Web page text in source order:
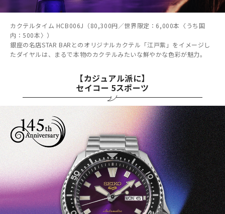
カクテルタイム HCB006J（80,300円／世界限定：6,000本〈うち国
内：500本〉）
銀座の名店STAR BARとのオリジナルカクテル「江戸紫」をイメージし
たダイヤルは、まるで本物のカクテルみたいな鮮やかな色彩が魅力。
【カジュアル派に】
セイコー 5スポーツ